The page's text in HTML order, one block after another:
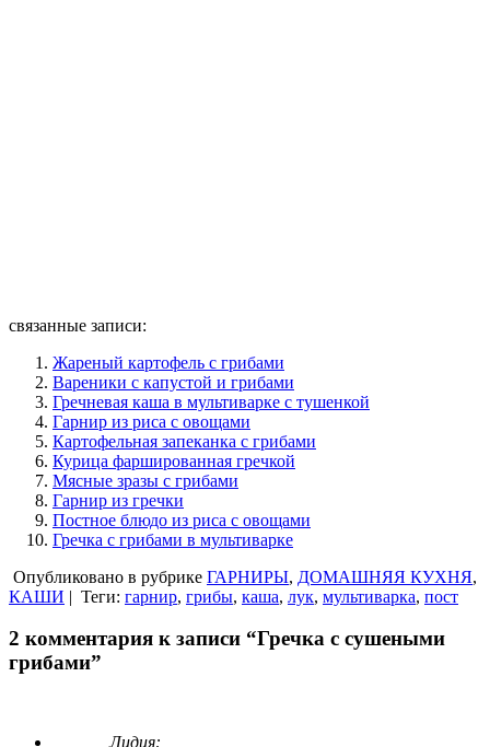
связанные записи:
Жареный картофель с грибами
Вареники с капустой и грибами
Гречневая каша в мультиварке с тушенкой
Гарнир из риса с овощами
Картофельная запеканка с грибами
Курица фаршированная гречкой
Мясные зразы с грибами
Гарнир из гречки
Постное блюдо из риса с овощами
Гречка с грибами в мультиварке
Опубликовано в рубрике ГАРНИРЫ, ДОМАШНЯЯ КУХНЯ,
КАШИ | Теги: гарнир, грибы, каша, лук, мультиварка, пост
2 комментария к записи “Гречка с сушеными
грибами”
Лидия: